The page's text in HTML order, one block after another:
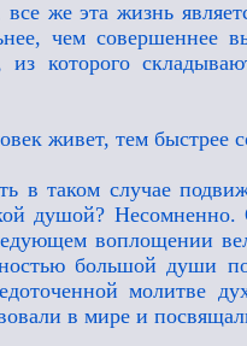
же эта жизнь
чем совершеннее
которого
живет, тем быстрее
в таком случае
душой? Несомненно.
воплощении
большой души
молитве
в мире и